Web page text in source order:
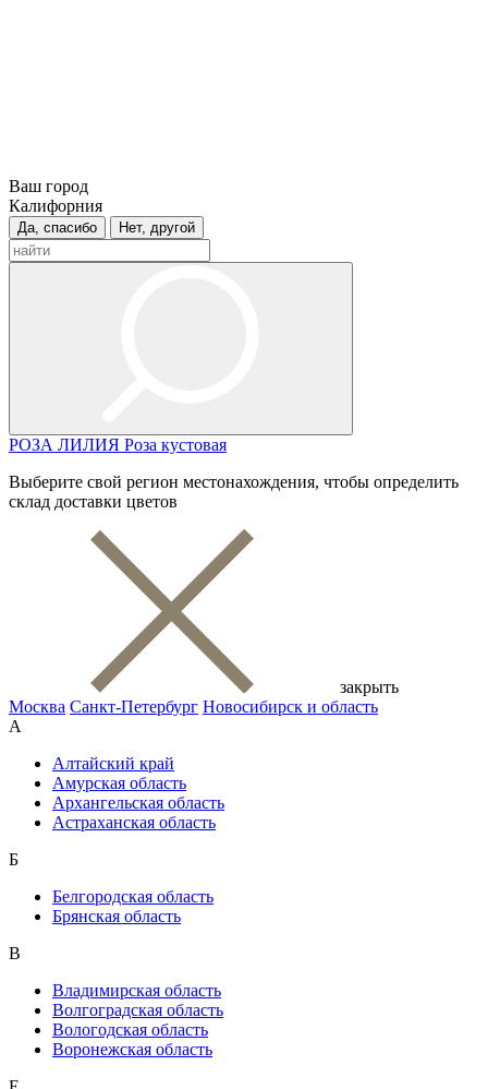
Ваш город
Калифорния
Да, спасибо Нет, другой
РОЗА ЛИЛИЯ Роза кустовая
Выберите свой регион местонахождения, чтобы определить
склад доставки цветов
закрыть
Москва Санкт-Петербург Новосибирск и область
А
Алтайский край
Амурская область
Архангельская область
Астраханская область
Б
Белгородская область
Брянская область
В
Владимирская область
Волгоградская область
Вологодская область
Воронежская область